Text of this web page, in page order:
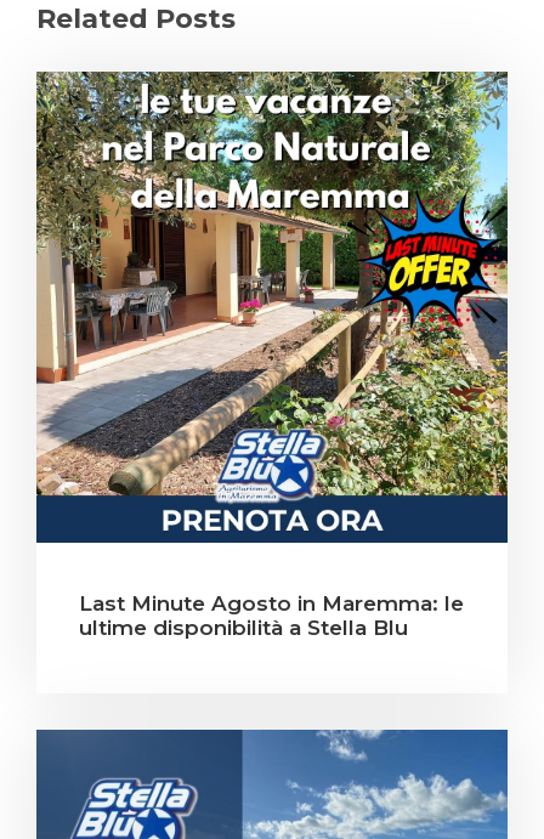
Related Posts
Last Minute Agosto in Maremma: le
ultime disponibilità a Stella Blu